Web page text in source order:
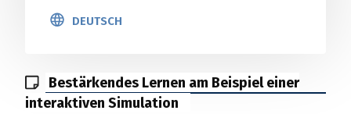
DEUTSCH
Bestärkendes Lernen am Beispiel einer
interaktiven Simulation